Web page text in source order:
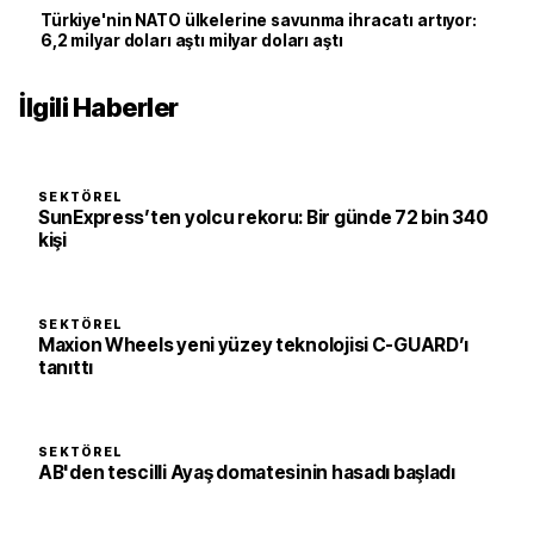
Türkiye'nin NATO ülkelerine savunma ihracatı artıyor:
6,2 milyar doları aştı milyar doları aştı
İlgili Haberler
SEKTÖREL
SunExpress’ten yolcu rekoru: Bir günde 72 bin 340
kişi
SEKTÖREL
Maxion Wheels yeni yüzey teknolojisi C-GUARD’ı
tanıttı
SEKTÖREL
AB'den tescilli Ayaş domatesinin hasadı başladı